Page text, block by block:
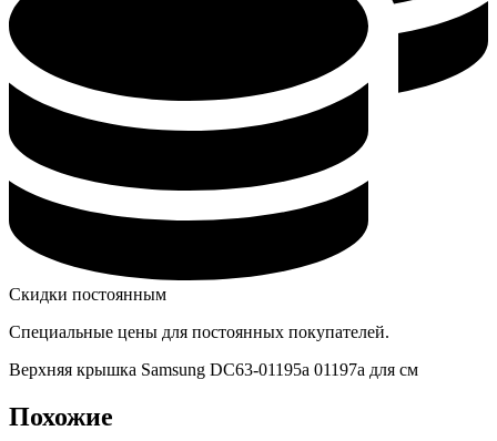
Скидки постоянным
Специальные цены для постоянных покупателей.
Верхняя крышка Samsung DC63-01195a 01197a для см
Похожие